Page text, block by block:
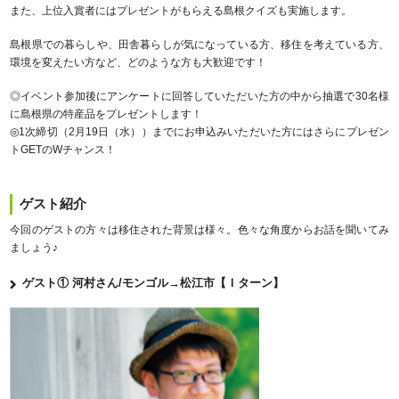
また、上位入賞者にはプレゼントがもらえる島根クイズも実施します。
島根県での暮らしや、田舎暮らしが気になっている方、移住を考えている方、
環境を変えたい方など、どのような方も大歓迎です！
◎イベント参加後にアンケートに回答していただいた方の中から抽選で30名様
に島根県の特産品をプレゼントします！
◎1次締切（2月19日（水））までにお申込みいただいた方にはさらにプレゼン
トGETのWチャンス！
ゲスト紹介
今回のゲストの方々は移住された背景は様々。色々な角度からお話を聞いてみ
ましょう♪
ゲスト① 河村さん/モンゴル→松江市【Ｉターン】